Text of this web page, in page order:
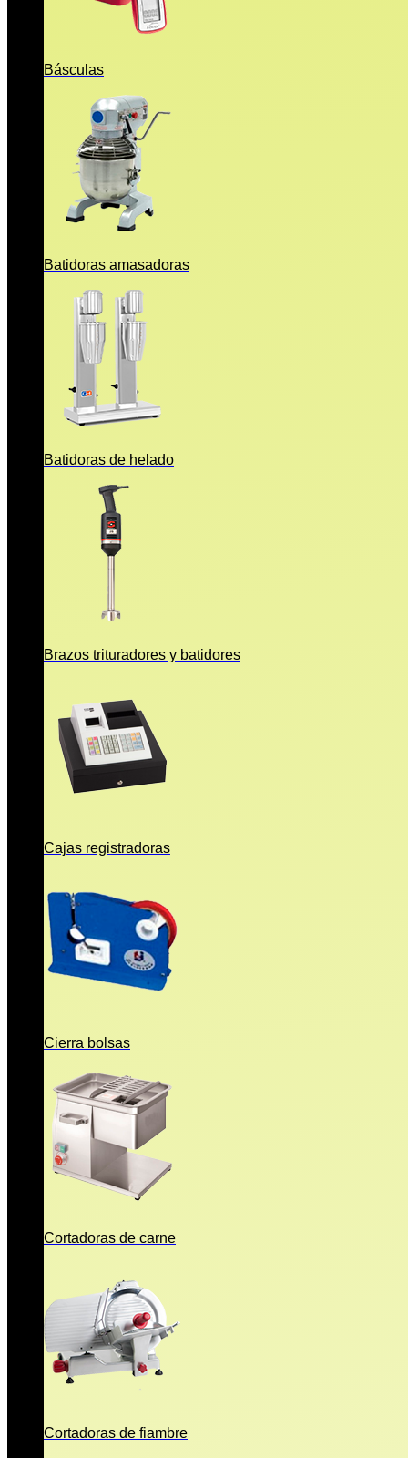
Básculas
Batidoras amasadoras
Batidoras de helado
Brazos trituradores y batidores
Cajas registradoras
Cierra bolsas
Cortadoras de carne
Cortadoras de fiambre